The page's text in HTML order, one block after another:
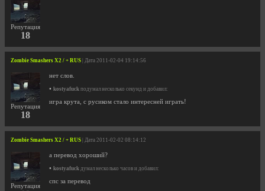
Репутация
18
Zombie Smashers X2 / + RUS | Дата 2011-02-04 19:14:56
Репутация
18
нет слов.
• kostyafuck подумал несколько секунд и добавил:
игра крута, с русиком стало интересней играть!
Zombie Smashers X2 / + RUS | Дата 2011-02-02 08:14:12
Репутация
а перевод хороший?
• kostyafuck думал несколько часов и добавил:
спс за перевод